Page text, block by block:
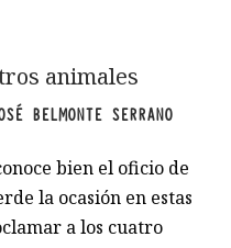
animales
BELMONTE SERRANO
bien el oficio de
la ocasión en estas
a los cuatro